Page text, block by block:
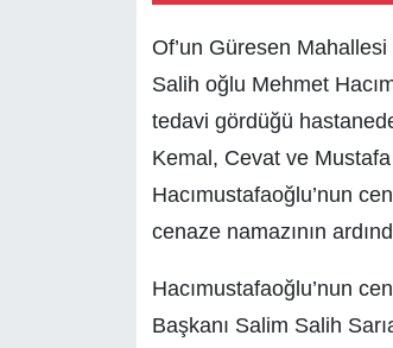
Of’un Güresen
Salih oğlu Mehmet
tedavi gördüğü
Kemal, Cevat ve
Hacımustafaoğlu’nun
cenaze namazının
Hacımustafaoğlu’nun
Başkanı Salim Salih